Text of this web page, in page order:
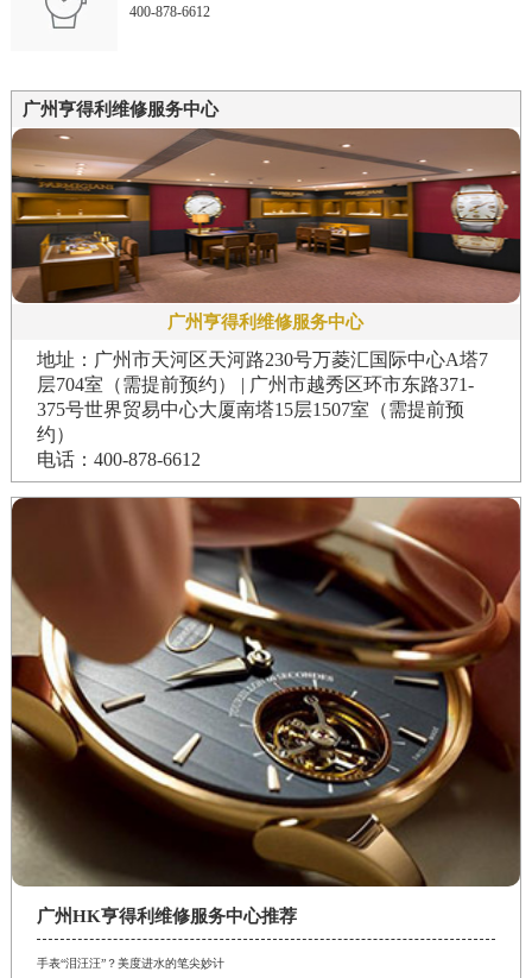
400-878-6612
广州亨得利维修服务中心
广州亨得利维修服务中心
地址：广州市天河区天河路230号万菱汇国际中心A塔7
层704室（需提前预约） | 广州市越秀区环市东路371-
375号世界贸易中心大厦南塔15层1507室（需提前预
约）
电话：400-878-6612
广州HK亨得利维修服务中心推荐
手表“泪汪汪”？美度进水的笔尖妙计